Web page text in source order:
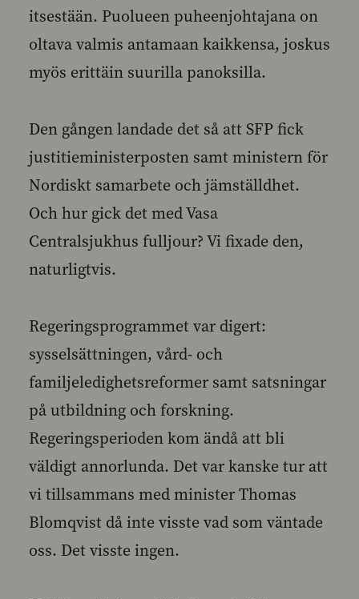
itsestään. Puolueen puheenjohtajana on
oltava valmis antamaan kaikkensa, joskus
myös erittäin suurilla panoksilla.
Den gången landade det så att SFP fick
justitieministerposten samt ministern för
Nordiskt samarbete och jämställdhet.
Och hur gick det med Vasa
Centralsjukhus fulljour? Vi fixade den,
naturligtvis.
Regeringsprogrammet var digert:
sysselsättningen, vård- och
familjeledighetsreformer samt satsningar
på utbildning och forskning.
Regeringsperioden kom ändå att bli
väldigt annorlunda. Det var kanske tur att
vi tillsammans med minister Thomas
Blomqvist då inte visste vad som väntade
oss. Det visste ingen.